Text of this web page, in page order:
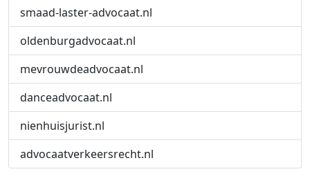
smaad-laster-advocaat.nl
oldenburgadvocaat.nl
mevrouwdeadvocaat.nl
danceadvocaat.nl
nienhuisjurist.nl
advocaatverkeersrecht.nl